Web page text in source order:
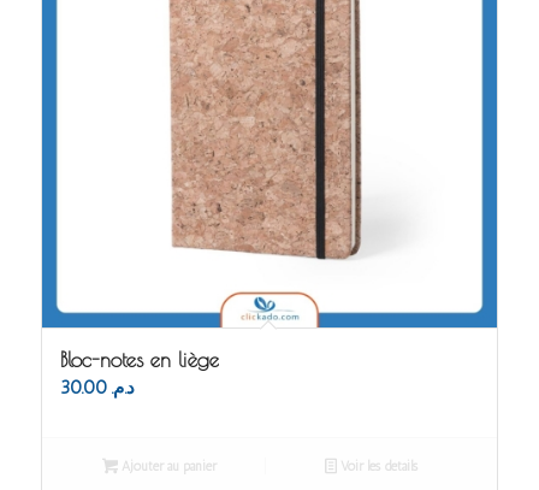
Bloc-notes en liège
د.م. 30.00
Ajouter au panier Voir les détails